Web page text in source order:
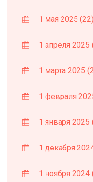
1 мая 2025 (22)
1 апреля 2025
1 марта 2025
1 февраля
1 января 2025
1 декабря
1 ноября 2024